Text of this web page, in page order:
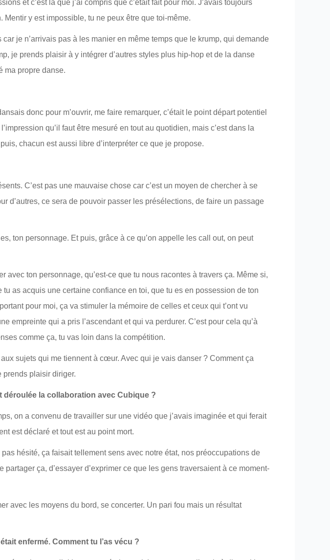
et c’est là que j’ai compris que c’était fait pour moi. J’avais toujours
Mentir y est impossible, tu ne peux être que toi-même.
je n’arrivais pas à les manier en même temps que le krump, qui demande
je prends plaisir à y intégrer d’autres styles plus hip-hop et de la danse
ma propre danse.
donc pour m’ouvrir, me faire remarquer, c’était le point départ potentiel
qu’il faut être mesuré en tout au quotidien, mais c’est dans la
chacun est aussi libre d’interpréter ce que je propose.
C’est pas une mauvaise chose car c’est un moyen de chercher à se
d’autres, ce sera de pouvoir passer les présélections, de faire un passage
ton personnage. Et puis, grâce à ce qu’on appelle les call out, on peut
avec ton personnage, qu’est-ce que tu nous racontes à travers ça. Même si,
as acquis une certaine confiance en toi, que tu es en possession de ton
pour moi, ça va stimuler la mémoire de celles et ceux qui t’ont vu
empreinte qui a pris l’ascendant et qui va perdurer. C’est pour cela qu’à
comme ça, tu vas loin dans la compétition.
sujets qui me tiennent à cœur. Avec qui je vais danser ? Comment ça
prends plaisir diriger.
déroulée la collaboration avec Cubique ?
on a convenu de travailler sur une vidéo que j’avais imaginée et qui ferait
est déclaré et tout est au point mort.
hésité, ça faisait tellement sens avec notre état, nos préoccupations de
ça, d’essayer d’exprimer ce que les gens traversaient à ce moment-
avec les moyens du bord, se concerter. Un pari fou mais un résultat
enfermé. Comment tu l’as vécu ?